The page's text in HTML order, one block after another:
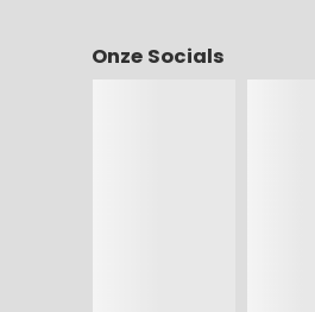
Onze Socials